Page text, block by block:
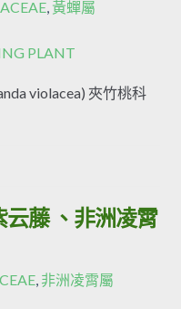
, 黃蟬屬
PLANT
violacea) 夾竹桃科
藤 、非洲凌霄
, 非洲凌霄屬